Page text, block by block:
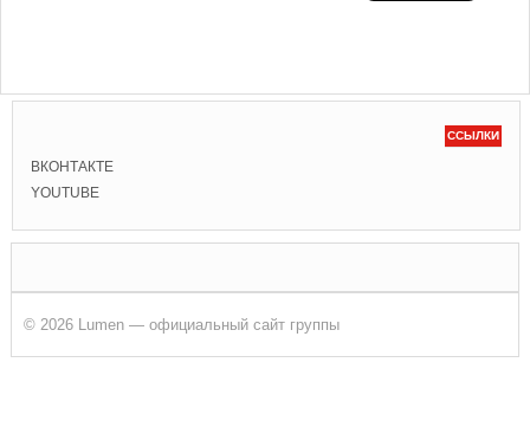
ССЫЛКИ
ВКОНТАКТЕ
YOUTUBE
© 2026 Lumen — официальный сайт группы